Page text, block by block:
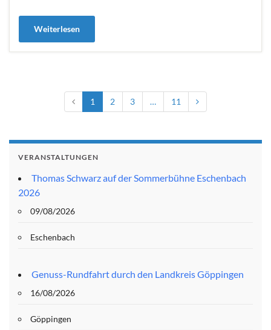
Weiterlesen
1 2 3 … 11
VERANSTALTUNGEN
Thomas Schwarz auf der Sommerbühne Eschenbach
2026
09/08/2026
Eschenbach
Genuss-Rundfahrt durch den Landkreis Göppingen
16/08/2026
Göppingen